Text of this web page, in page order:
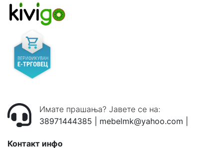
Имате прашања? Јавете се на:
38971444385
mebelmk@yahoo.com
Контакт инфо